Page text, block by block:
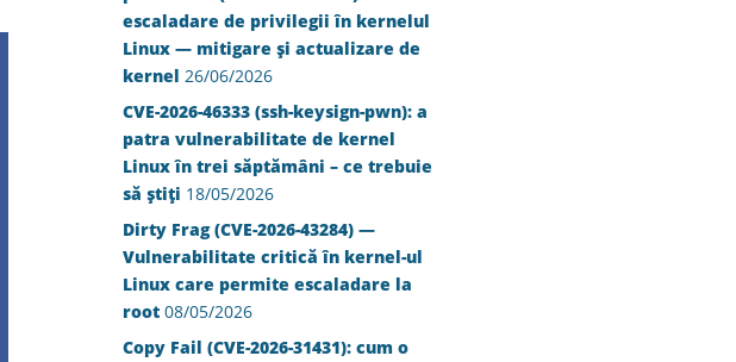
escaladare de privilegii în kernelul
Linux — mitigare și actualizare de
kernel 26/06/2026
CVE-2026-46333 (ssh-keysign-pwn): a
patra vulnerabilitate de kernel
Linux în trei săptămâni – ce trebuie
să știți 18/05/2026
Dirty Frag (CVE-2026-43284) —
Vulnerabilitate critică în kernel-ul
Linux care permite escaladare la
root 08/05/2026
Copy Fail (CVE-2026-31431): cum o